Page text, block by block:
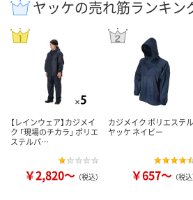
ヤッケの売れ筋ランキン
【レインウェア】カジメイ
ク 「現場のチカラ」 ポリエ
ステルパ…
￥2,820～ （税込）
カジメイク ポリエステル
ヤッケ ネイビー
￥657～ （税込